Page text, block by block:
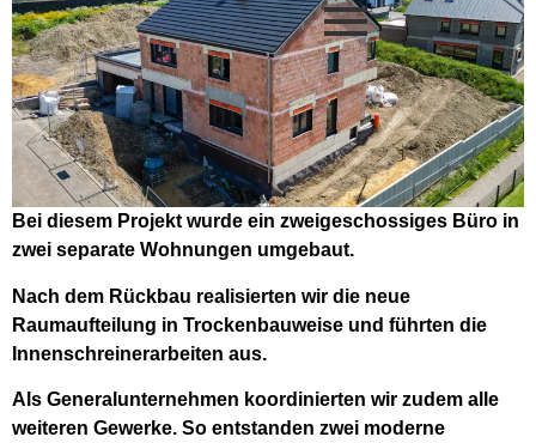
Bei diesem Projekt wurde ein zweigeschossiges Büro in
zwei separate Wohnungen umgebaut.
Nach dem Rückbau realisierten wir die neue
Raumaufteilung in Trockenbauweise und führten die
Innenschreinerarbeiten aus.
Als Generalunternehmen koordinierten wir zudem alle
weiteren Gewerke. So entstanden zwei moderne